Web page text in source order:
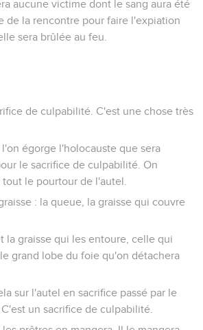
aucune victime dont le sang aura été
de la rencontre pour faire l'expiation
sera brûlée au feu.
de culpabilité. C'est une chose très
l'on égorge l'holocauste que sera
le sacrifice de culpabilité. On
tout le pourtour de l'autel.
: la queue, la graisse qui couvre
la graisse qui les entoure, celle qui
grand lobe du foie qu'on détachera
sur l'autel en sacrifice passé par le
un sacrifice de culpabilité.